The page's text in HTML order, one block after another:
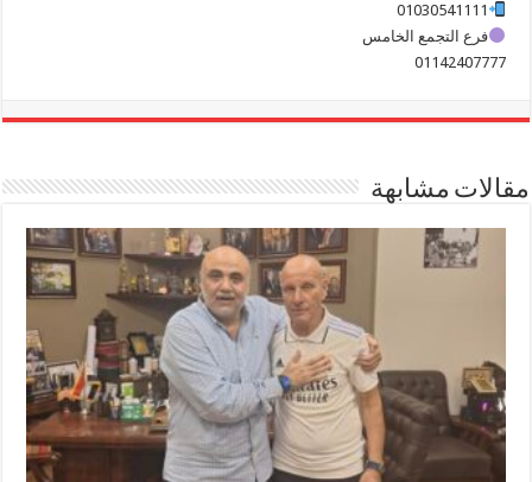
01030541111
فرع التجمع الخامس
01142407777
مقالات مشابهة